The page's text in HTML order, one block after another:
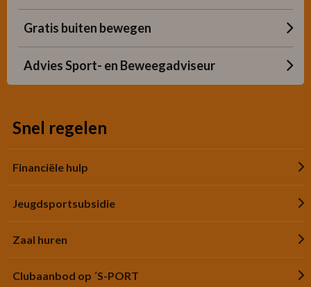
Gratis buiten bewegen
Advies Sport- en Beweegadviseur
Snel regelen
Financiële hulp
Jeugdsportsubsidie
Zaal huren
Clubaanbod op ´S-PORT